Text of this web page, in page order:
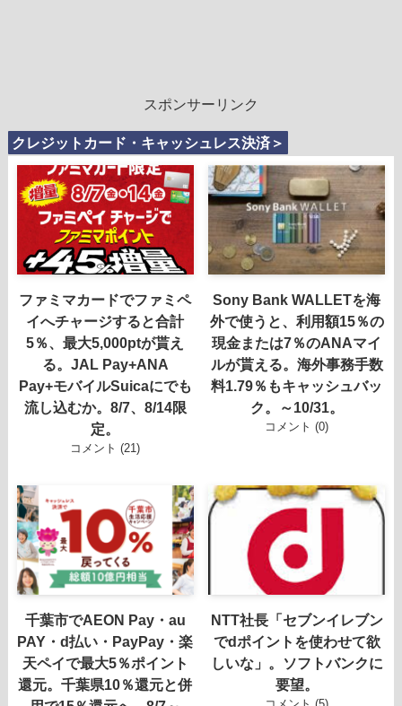
スポンサーリンク
クレジットカード・キャッシュレス決済＞
ファミマカードでファミペ
イへチャージすると合計
5％、最大5,000ptが貰え
る。JAL Pay+ANA
Pay+モバイルSuicaにでも
流し込むか。8/7、8/14限
定。
コメント (21)
Sony Bank WALLETを海
外で使うと、利用額15％の
現金または7％のANAマイ
ルが貰える。海外事務手数
料1.79％もキャッシュバッ
ク。～10/31。
コメント (0)
千葉市でAEON Pay・au
PAY・d払い・PayPay・楽
天ペイで最大5％ポイント
還元。千葉県10％還元と併
NTT社長「セブンイレブン
でdポイントを使わせて欲
しいな」。ソフトバンクに
要望。